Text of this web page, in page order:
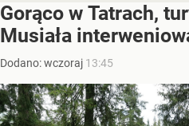
Gorąco w Tatrach,
Musiała
Dodano:wczoraj 13:45